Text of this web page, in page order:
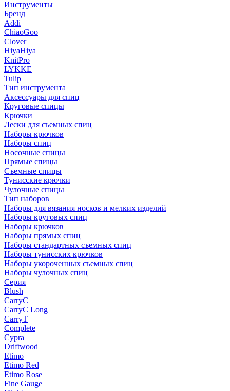
Инструменты
Бренд
Addi
ChiaoGoo
Clover
HiyaHiya
KnitPro
LYKKE
Tulip
Тип инструмента
Аксессуары для спиц
Круговые спицы
Крючки
Лески для съемных спиц
Наборы крючков
Наборы спиц
Носочные спицы
Прямые спицы
Съемные спицы
Тунисские крючки
Чулочные спицы
Тип наборов
Наборы для вязания носков и мелких изделий
Наборы круговых спиц
Наборы крючков
Наборы прямых спиц
Наборы стандартных съемных спиц
Наборы тунисских крючков
Наборы укороченных съемных спиц
Наборы чулочных спиц
Серия
Blush
CarryC
CarryC Long
CarryT
Complete
Cypra
Driftwood
Etimo
Etimo Red
Etimo Rose
Fine Gauge